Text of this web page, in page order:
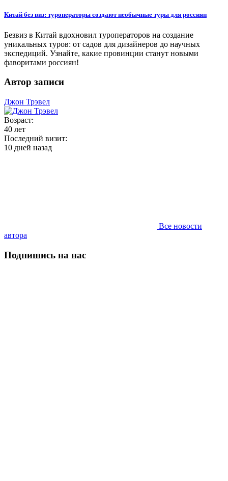
Китай без виз: туроператоры создают необычные туры для россиян
Безвиз в Китай вдохновил туроператоров на создание
уникальных туров: от садов для дизайнеров до научных
экспедиций. Узнайте, какие провинции станут новыми
фаворитами россиян!
Автор записи
Джон Трэвел
Возраст:
40 лет
Последний визит:
10 дней назад
Все новости
автора
Подпишись на нас